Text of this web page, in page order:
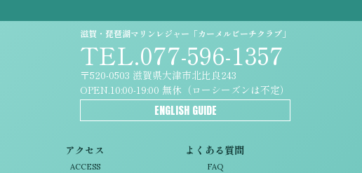
アクセス
ACCESS
よくある質問
FAQ
滋賀・琵琶湖マリンレジャー「カーメルビーチクラブ」
TEL.077-596-1357
〒520-0503 滋賀県大津市北比良243
OPEN.10:00-19:00 無休（ローシーズンは不定）
ENGLISH GUIDE